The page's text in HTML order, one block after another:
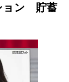
ョン 貯蓄